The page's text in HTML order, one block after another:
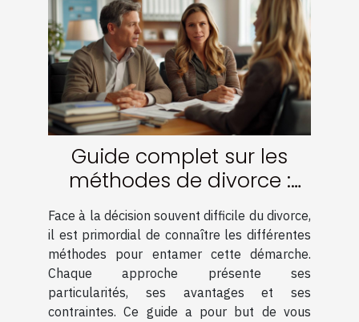
Guide complet sur les
méthodes de divorce :
amiable, médiation et
contentieux
Face à la décision souvent difficile du divorce,
il est primordial de connaître les différentes
méthodes pour entamer cette démarche.
Chaque approche présente ses
particularités, ses avantages et ses
contraintes. Ce guide a pour but de vous